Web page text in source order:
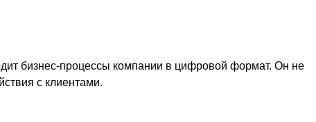
бизнес-процессы компании в цифровой формат. Он не
с клиентами.